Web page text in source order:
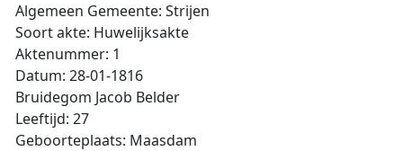
Algemeen Gemeente: Strijen
Soort akte: Huwelijksakte
Aktenummer: 1
Datum: 28-01-1816
Bruidegom Jacob Belder
Leeftijd: 27
Geboorteplaats: Maasdam